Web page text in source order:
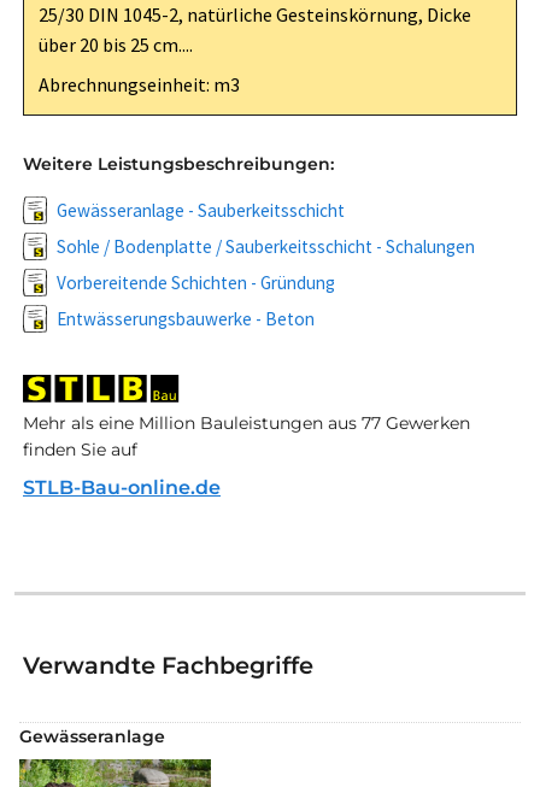
25/30 DIN 1045-2, natürliche Gesteinskörnung, Dicke
über 20 bis 25 cm....
Abrechnungseinheit: m3
Weitere Leistungsbeschreibungen:
Gewässeranlage - Sauberkeitsschicht
Sohle / Bodenplatte / Sauberkeitsschicht - Schalungen
Vorbereitende Schichten - Gründung
Entwässerungsbauwerke - Beton
Mehr als eine Million Bauleistungen aus 77 Gewerken
finden Sie auf
STLB-Bau-online.de
Verwandte Fachbegriffe
Gewässeranlage